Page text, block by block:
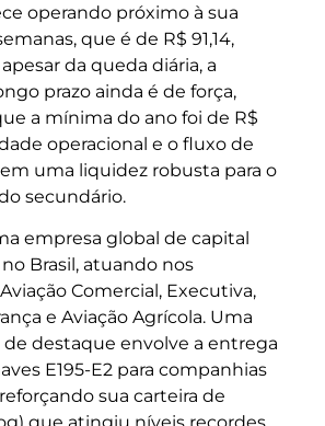
operando próximo à sua
que é de R$ 91,14,
da queda diária, a
prazo ainda é de força,
a mínima do ano foi de R$
operacional e o fluxo de
uma liquidez robusta para o
secundário.
empresa global de capital
Brasil, atuando nos
Comercial, Executiva,
e Aviação Agrícola. Uma
destaque envolve a entrega
E195-E2 para companhias
sua carteira de